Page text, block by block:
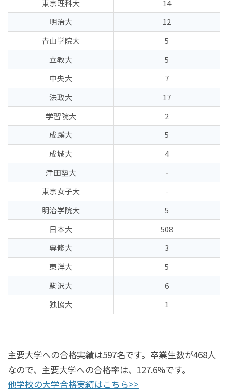
東京理科大
14
明治大
12
青山学院大
5
立教大
5
中央大
7
法政大
17
学習院大
2
成蹊大
5
成城大
4
津田塾大
-
東京女子大
-
明治学院大
5
日本大
508
専修大
3
東洋大
5
駒沢大
6
独協大
1
主要大学への合格実績は597名です。卒業生数が468人
なので、主要大学への合格率は、127.6%です。
他学校の大学合格実績はこちら>>